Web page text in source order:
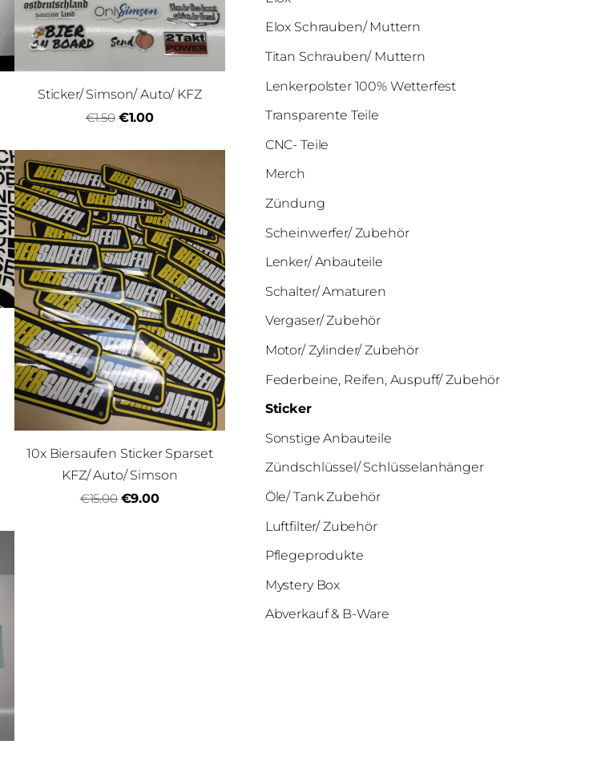
Elox Schrauben/ Muttern
Titan Schrauben/ Muttern
Lenkerpolster 100% Wetterfest
Transparente Teile
CNC- Teile
Merch
Zündung
Scheinwerfer/ Zubehör
Lenker/ Anbauteile
Schalter/ Amaturen
Vergaser/ Zubehör
Motor/ Zylinder/ Zubehör
Federbeine, Reifen, Auspuff/ Zubehör
Sticker
Sonstige Anbauteile
Zündschlüssel/ Schlüsselanhänger
Öle/ Tank Zubehör
Luftfilter/ Zubehör
Pflegeprodukte
Mystery Box
Abverkauf & B-Ware
Sticker/ Simson/ Auto/ KFZ
€1.50 €1.00
10x Biersaufen Sticker Sparset
KFZ/ Auto/ Simson
€15.00 €9.00